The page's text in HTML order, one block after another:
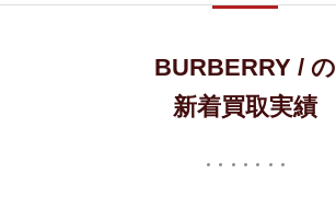
BURBERRY / の
新着買取実績